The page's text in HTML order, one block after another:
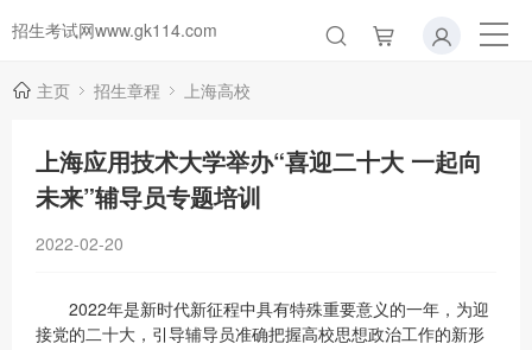
招生考试网www.gk114.com
主页 招生章程 上海高校
上海应用技术大学举办“喜迎二十大 一起向
未来”辅导员专题培训
2022-02-20
2022年是新时代新征程中具有特殊重要意义的一年，为迎
接党的二十大，引导辅导员准确把握高校思想政治工作的新形